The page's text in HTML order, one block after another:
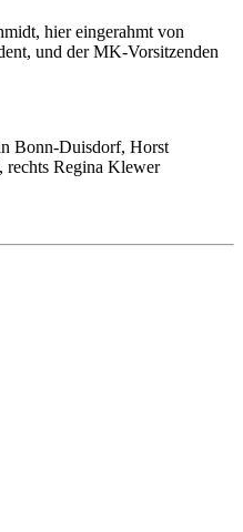
hier eingerahmt von
und der MK-Vorsitzenden
Bonn-Duisdorf, Horst
rechts Regina Klewer